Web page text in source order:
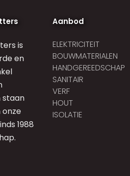
is
en
staan
1988
Aanbod
ELEKTRICITEIT
BOUWMATERIALEN
HANDGEREEDSCHAP
SANITAIR
VERF
HOUT
ISOLATIE